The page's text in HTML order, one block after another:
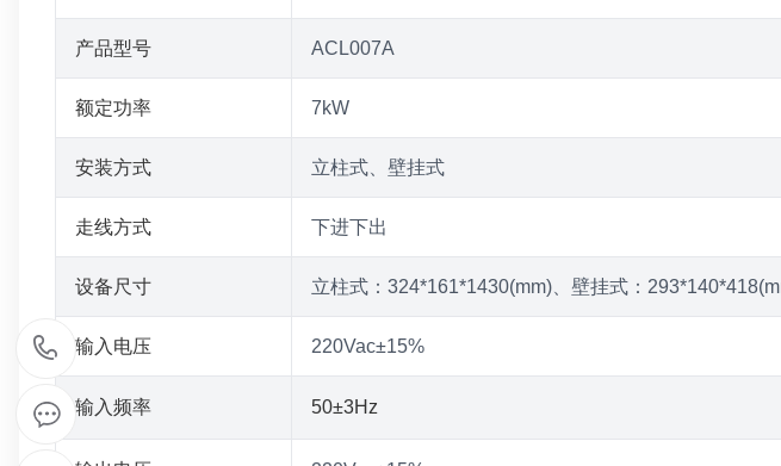
产品型号 ACL007A
额定功率 7kW
安装方式 立柱式、壁挂式
走线方式 下进下出
设备尺寸 立柱式：324*161*1430(mm)、壁挂式：
输入电压 220Vac±15%
输入频率 50±3Hz
1
5